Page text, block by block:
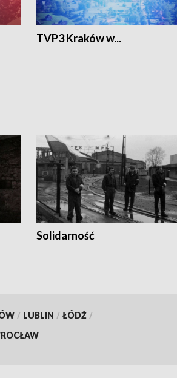
TVP3 Kraków w...
Solidarność
/ LUBLIN / ŁÓDŹ /